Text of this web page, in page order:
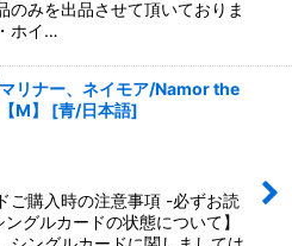
のみを出品させて頂いておりま
ホイ…
マリナー、ネイモア/Namor the
M】
[青/日本語]
ご購入時の注意事項 -必ずお読
グルカードの状態について】